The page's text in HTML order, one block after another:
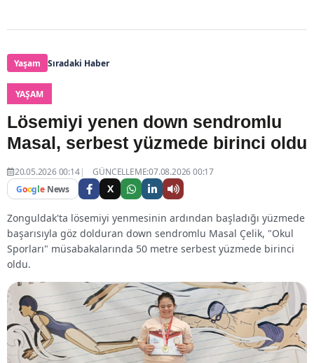
Yaşam Sıradaki Haber
YAŞAM
Lösemiyi yenen down sendromlu
Masal, serbest yüzmede birinci oldu
20.05.2026 00:14
GÜNCELLEME:07.08.2026 00:17
Google News X
Zonguldak'ta lösemiyi yenmesinin ardından başladığı yüzmede
başarısıyla göz dolduran down sendromlu Masal Çelik, "Okul
Sporları" müsabakalarında 50 metre serbest yüzmede birinci
oldu.